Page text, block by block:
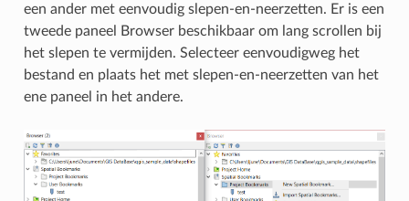
een ander met eenvoudig slepen-en-neerzetten. Er is een
tweede paneel Browser beschikbaar om lang scrollen bij
het slepen te vermijden. Selecteer eenvoudigweg het
bestand en plaats het met slepen-en-neerzetten van het
ene paneel in het andere.